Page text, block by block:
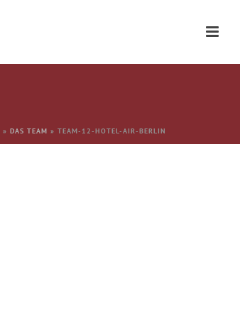
» DAS TEAM » TEAM-12-HOTEL-AIR-BERLIN